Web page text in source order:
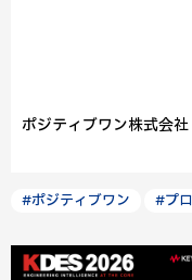
ポジティブワン株式会
#ポジティブワン #プ